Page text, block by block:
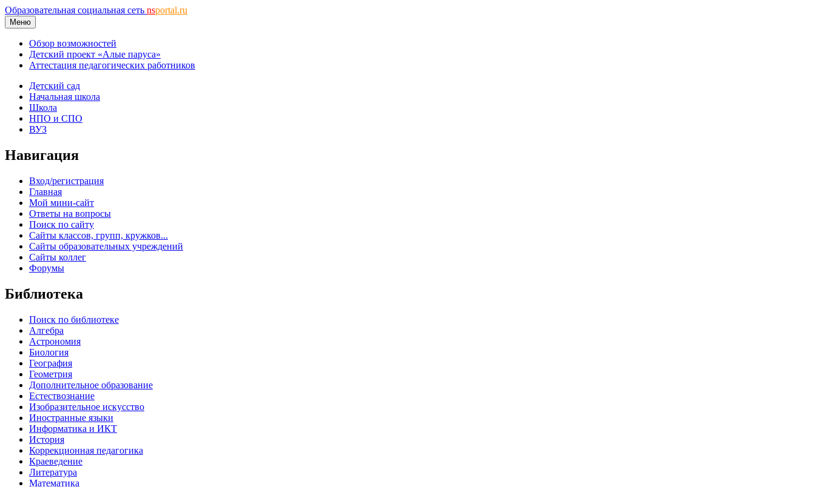
Образовательная социальная сеть nsportal.ru
Меню
Обзор возможностей
Детский проект «Алые паруса»
Аттестация педагогических работников
Детский сад
Начальная школа
Школа
НПО и СПО
ВУЗ
Навигация
Вход/регистрация
Главная
Мой мини-сайт
Ответы на вопросы
Поиск по сайту
Сайты классов, групп, кружков...
Сайты образовательных учреждений
Сайты коллег
Форумы
Библиотека
Поиск по библиотеке
Алгебра
Астрономия
Биология
География
Геометрия
Дополнительное образование
Естествознание
Изобразительное искусство
Иностранные языки
Информатика и ИКТ
История
Коррекционная педагогика
Краеведение
Литература
Математика